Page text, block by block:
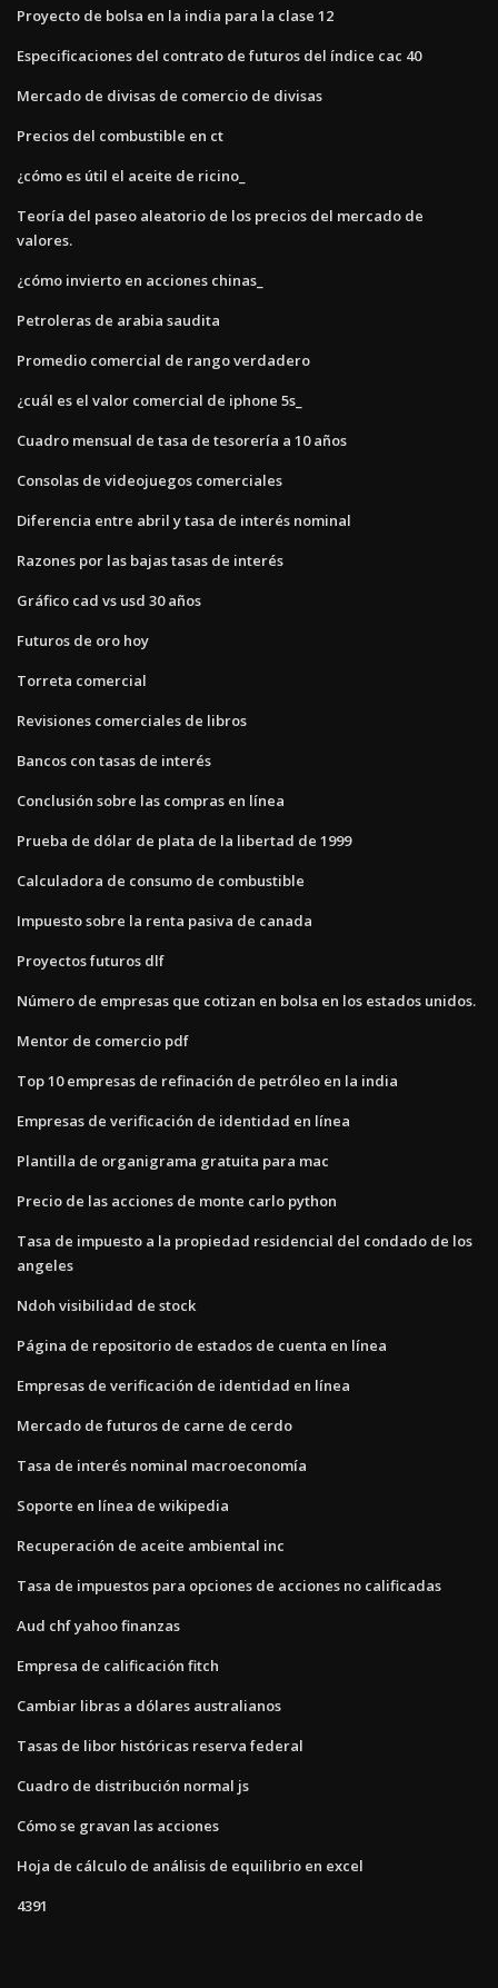
Proyecto de bolsa en la india para la clase 12
Especificaciones del contrato de futuros del índice cac 40
Mercado de divisas de comercio de divisas
Precios del combustible en ct
¿cómo es útil el aceite de ricino_
Teoría del paseo aleatorio de los precios del mercado de
valores.
¿cómo invierto en acciones chinas_
Petroleras de arabia saudita
Promedio comercial de rango verdadero
¿cuál es el valor comercial de iphone 5s_
Cuadro mensual de tasa de tesorería a 10 años
Consolas de videojuegos comerciales
Diferencia entre abril y tasa de interés nominal
Razones por las bajas tasas de interés
Gráfico cad vs usd 30 años
Futuros de oro hoy
Torreta comercial
Revisiones comerciales de libros
Bancos con tasas de interés
Conclusión sobre las compras en línea
Prueba de dólar de plata de la libertad de 1999
Calculadora de consumo de combustible
Impuesto sobre la renta pasiva de canada
Proyectos futuros dlf
Número de empresas que cotizan en bolsa en los estados unidos.
Mentor de comercio pdf
Top 10 empresas de refinación de petróleo en la india
Empresas de verificación de identidad en línea
Plantilla de organigrama gratuita para mac
Precio de las acciones de monte carlo python
Tasa de impuesto a la propiedad residencial del condado de los
angeles
Ndoh visibilidad de stock
Página de repositorio de estados de cuenta en línea
Empresas de verificación de identidad en línea
Mercado de futuros de carne de cerdo
Tasa de interés nominal macroeconomía
Soporte en línea de wikipedia
Recuperación de aceite ambiental inc
Tasa de impuestos para opciones de acciones no calificadas
Aud chf yahoo finanzas
Empresa de calificación fitch
Cambiar libras a dólares australianos
Tasas de libor históricas reserva federal
Cuadro de distribución normal js
Cómo se gravan las acciones
Hoja de cálculo de análisis de equilibrio en excel
4391